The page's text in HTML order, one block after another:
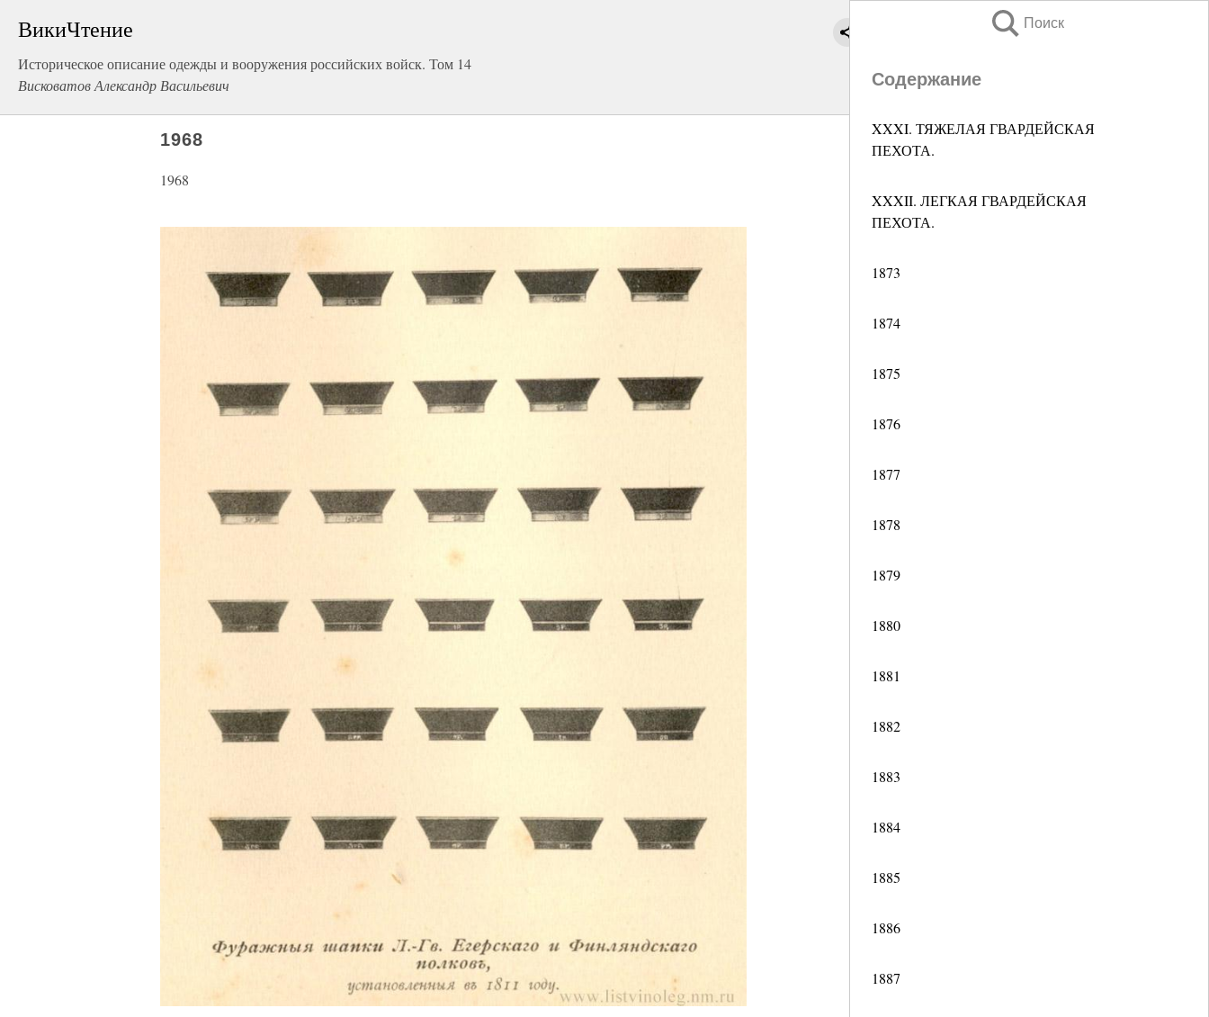
ВикиЧтение
Историческое описание одежды и вооружения российских войск. Том 14
Висковатов Александр Васильевич
Поиск
Содержание
XXXI. ТЯЖЕЛАЯ ГВАРДЕЙСКАЯ
ПЕХОТА.
XXXII. ЛЕГКАЯ ГВАРДЕЙСКАЯ
ПЕХОТА.
1873
1874
1875
1876
1877
1878
1879
1880
1881
1882
1883
1884
1885
1886
1887
1968
1968